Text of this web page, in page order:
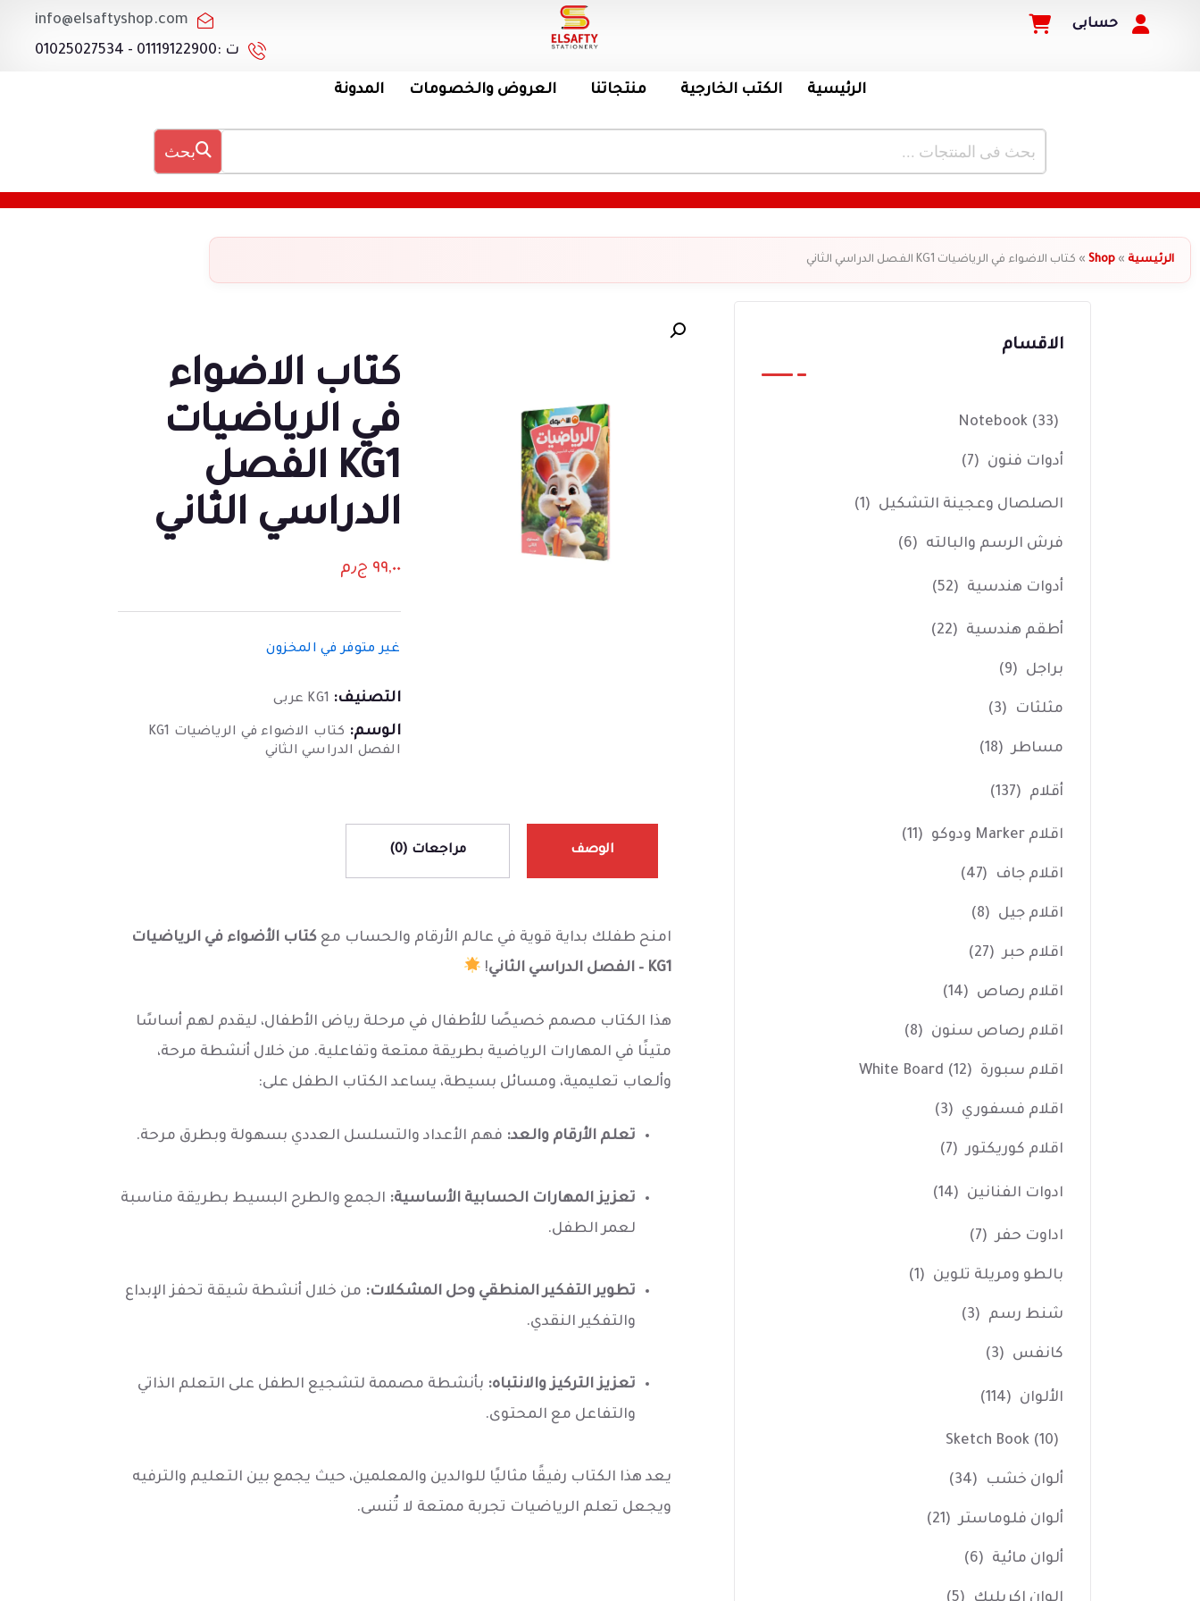
حسابى
info@elsaftyshop.com
ت :01119122900 - 01025027534
الرئيسية الكتب الخارجية منتجاتنا العروض والخصومات المدونة
بحث
الرئيسية »
Shop
» كتاب الاضواء في الرياضيات KG1 الفصل الدراسي الثاني
كتاب الاضواء
في الرياضيات
KG1 الفصل
الدراسي الثاني
٩٩,٠٠ ج٫م
غير متوفر في المخزون
التصنيف: KG1 عربى
الوسم:
كتاب الاضواء في الرياضيات KG1
الفصل الدراسي الثاني
الوصف مراجعات (0)
امنح طفلك بداية قوية في عالم الأرقام والحساب مع كتاب الأضواء في الرياضيات
KG1 – الفصل الدراسي الثاني
!
هذا الكتاب مصمم خصيصًا للأطفال في مرحلة رياض الأطفال، ليقدم لهم أساسًا
متينًا في المهارات الرياضية بطريقة ممتعة وتفاعلية. من خلال أنشطة مرحة،
وألعاب تعليمية، ومسائل بسيطة، يساعد الكتاب الطفل على:
تعلم الأرقام والعد: فهم الأعداد والتسلسل العددي بسهولة وبطرق مرحة.
تعزيز المهارات الحسابية الأساسية: الجمع والطرح البسيط بطريقة مناسبة
لعمر الطفل.
تطوير التفكير المنطقي وحل المشكلات: من خلال أنشطة شيقة تحفز الإبداع
والتفكير النقدي.
تعزيز التركيز والانتباه: بأنشطة مصممة لتشجيع الطفل على التعلم الذاتي
والتفاعل مع المحتوى.
يعد هذا الكتاب رفيقًا مثاليًا للوالدين والمعلمين، حيث يجمع بين التعليم والترفيه
ويجعل تعلم الرياضيات تجربة ممتعة لا تُنسى.
الاقسام
Notebook (33)
أدوات فنون (7)
الصلصال وعجينة التشكيل (1)
فرش الرسم والبالته (6)
أدوات هندسية (52)
أطقم هندسية (22)
براجل (9)
مثلثات (3)
مساطر (18)
أقلام (137)
اقلام Marker ودوكو (11)
اقلام جاف (47)
اقلام جيل (8)
اقلام حبر (27)
اقلام رصاص (14)
اقلام رصاص سنون (8)
اقلام سبورة White Board (12)
اقلام فسفوري (3)
اقلام كوريكتور (7)
ادوات الفنانين (14)
اداوت حفر (7)
بالطو ومريلة تلوين (1)
شنط رسم (3)
كانفس (3)
الألوان (114)
Sketch Book (10)
ألوان خشب (34)
ألوان فلوماستر (21)
ألوان مائية (6)